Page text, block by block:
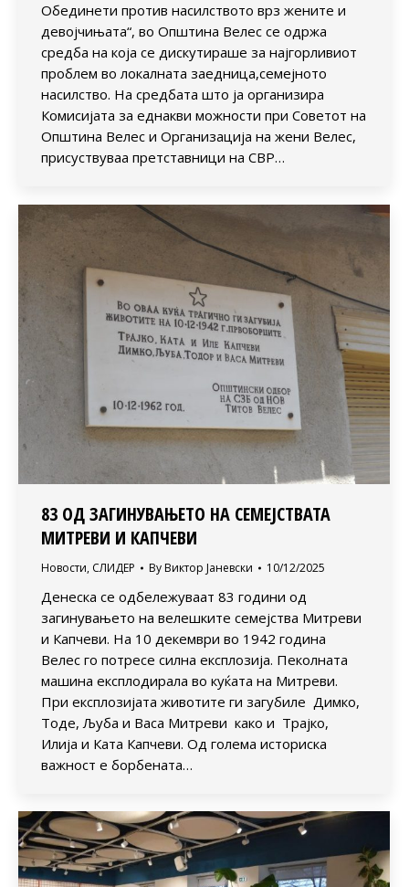
Обединети против насилството врз жените и
девојчињата“, во Општина Велес се одржа
средба на која се дискутираше за најгорливиот
проблем во локалната заедница,семејното
насилство. На средбата што ја организира
Комисијата за еднакви можности при Советот на
Општина Велес и Организација на жени Велес,
присуствуваа претставници на СВР…
83 ОД ЗАГИНУВАЊЕТО НА СЕМЕЈСТВАТА
МИТРЕВИ И КАПЧЕВИ
Новости, СЛИДЕР By Виктор Јаневски 10/12/2025
Денеска се одбележуваат 83 години од
загинувањето на велешките семејства Митреви
и Капчеви. На 10 декември во 1942 година
Велес го потресе силна експлозија. Пеколната
машина експлодирала во куќата на Митреви.
При експлозијата животите ги загубиле Димко,
Тоде, Љуба и Васа Митреви како и Трајко,
Илија и Ката Капчеви. Од голема историска
важност е борбената…